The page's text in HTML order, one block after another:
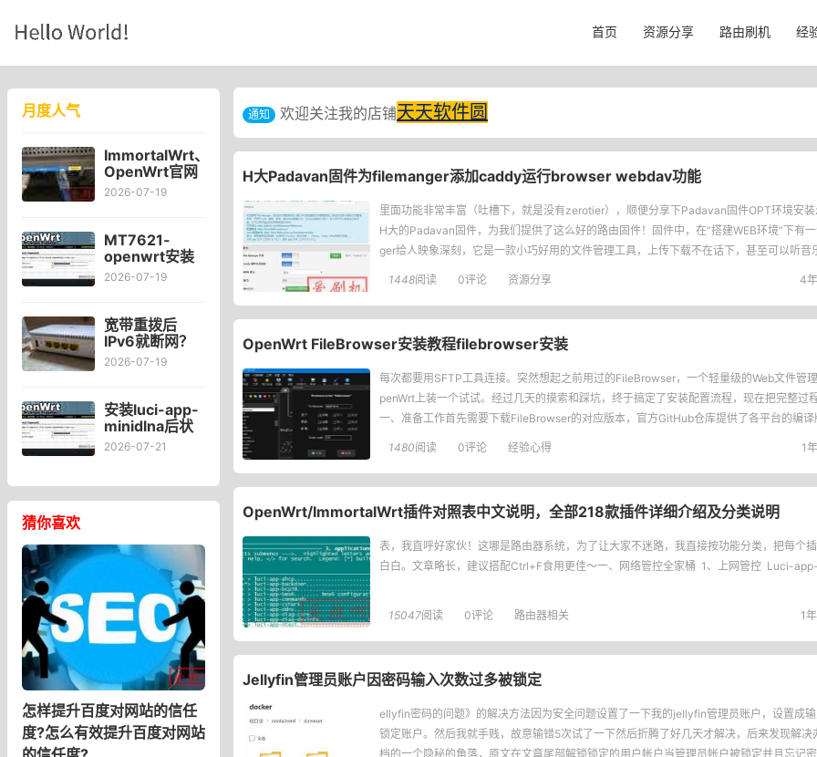
首页 资源分享 路由刷机 经
月度人气
ImmortalWrt、
OpenWrt官网
对比Kwrt后感
2026-07-19
MT7621-
openwrt安装
可道云
2026-07-19
宽带重拨后
IPv6就断网？
宽带自动重拨
2026-07-19
安装luci-app-
minidlna后状
态页“cpu使用
录。
2026-07-21
猜你喜欢
怎样提升百度对网站的信任
度?怎么有效提升百度对网站
通知 欢迎关注我的店铺天天软件圆
H大Padavan固件为filemanger添加caddy运行browser webdav功能
里面功能非常丰富（吐槽下，就是没有zerotier），顺便分享下Padavan固件OPT环境安
H大的Padavan固件，为我们提供了这么好的路由固件！固件中，在“搭建WEB环境”下有
ger给人映象深刻，它是一款小巧好用的文件管理工具，上传下载不在话下，甚至可以听音
1448阅读 0评论 资源分享 4
OpenWrt FileBrowser安装教程filebrowser安装
每次都要用SFTP工具连接。突然想起之前用过的FileBrowser，一个轻量级的Web文件管
penWrt上装一个试试。经过几天的摸索和踩坑，终于搞定了安装配置流程，现在把完整过
一、准备工作首先需要下载FileBrowser的对应版本，官方GitHub仓库提供了各平台的编
1480阅读 0评论 经验心得 1
​OpenWrt/ImmortalWrt插件对照表中文说明，全部218款插件详细介绍及分类说明
表，我直呼好家伙！这哪是路由器系统，为了让大家不迷路，我直接按功能分类，把每个
白白。文章略长，建议搭配Ctrl+F食用更佳～一、网络管控全家桶 1、上网管控 Luci-
15047阅读 0评论 路由器相关 1
Jellyfin管理员账户因密码输入次数过多被锁定
ellyfin密码的问题》的解决方法因为安全问题设置了一下我的jellyfin管理员账户，设置成
锁定账户。然后我就手贱，故意输错5次试了一下然后折腾了好几天才解决，后来发现解决
档的一个隐秘的角落，原文在文章尾部解锁锁定的用户帐户当管理员帐户被锁定并且忘记